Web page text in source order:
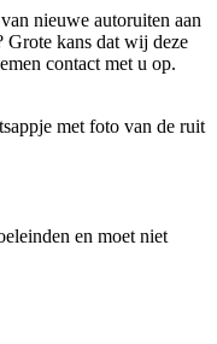
nieuwe autoruiten aan
Grote kans dat wij deze
contact met u op.
met foto van de ruit
en moet niet